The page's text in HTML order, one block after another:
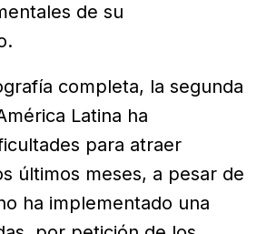
de su
completa, la segunda
Latina ha
para atraer
últimos meses, a pesar de
ha implementado una